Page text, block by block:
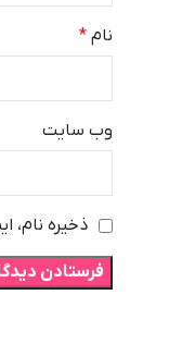
نام *
وب‌ سایت
ذخیره نام،